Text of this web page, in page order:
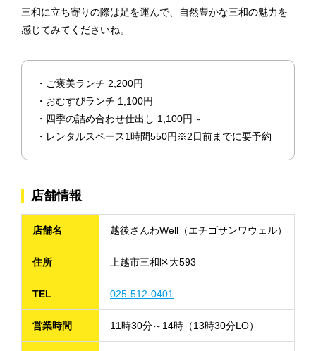
三和に立ち寄りの際は足を運んで、自然豊かな三和の魅力を
感じてみてくださいね。
・ご褒美ランチ 2,200円
・おむすびランチ 1,100円
・四季の詰め合わせ仕出し 1,100円～
・レンタルスペース1時間550円※2日前までに要予約
店舗情報
店舗名 越後さんわWell（エチゴサンワウェル）
住所 上越市三和区大593
TEL 025-512-0401
営業時間 11時30分～14時（13時30分LO）